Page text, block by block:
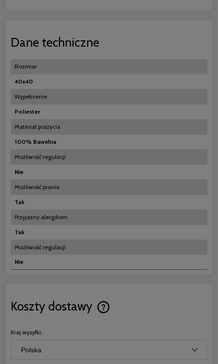
Dane techniczne
Rozmiar
40x40
Wypełnienie
Poliester
Materiał poszycia
100% Bawełna
Możliwość regulacji
Nie
Możliwość prania
Tak
Przyjazny alergikom
Tak
Możliwość regulacji
Nie
Koszty dostawy
Cena nie zawiera ewentualnych
Kraj wysyłki: